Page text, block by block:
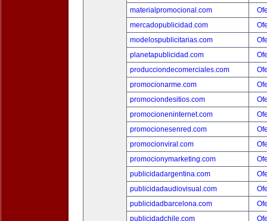
materialpromocional.com
mercadopublicidad.com
modelospublicitarias.com
planetapublicidad.com
producciondecomerciales.com
promocionarme.com
promociondesitios.com
promocioneninternet.com
promocionesenred.com
promocionviral.com
promocionymarketing.com
publicidadargentina.com
publicidadaudiovisual.com
publicidadbarcelona.com
publicidadchile.com